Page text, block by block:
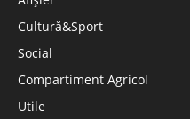
Cultură&Sport
Social
Compartiment Agricol
Utile